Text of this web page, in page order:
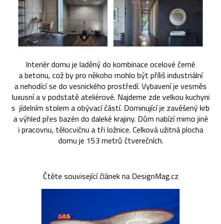
Interiér domu je laděný do kombinace ocelové černé
a betonu, což by pro někoho mohlo být příliš industriální
a nehodící se do vesnického prostředí. Vybavení je vesměs
luxusní a v podstatě ateliérové. Najdeme zde velkou kuchyni
s jídelním stolem a obývací částí. Dominující je zavěšený krb
a výhled přes bazén do daleké krajiny. Dům nabízí mimo jiné
i pracovnu, tělocvičnu a tři ložnice. Celková užitná plocha
domu je 153 metrů čtverečních.
Čtěte související článek na DesignMag.cz